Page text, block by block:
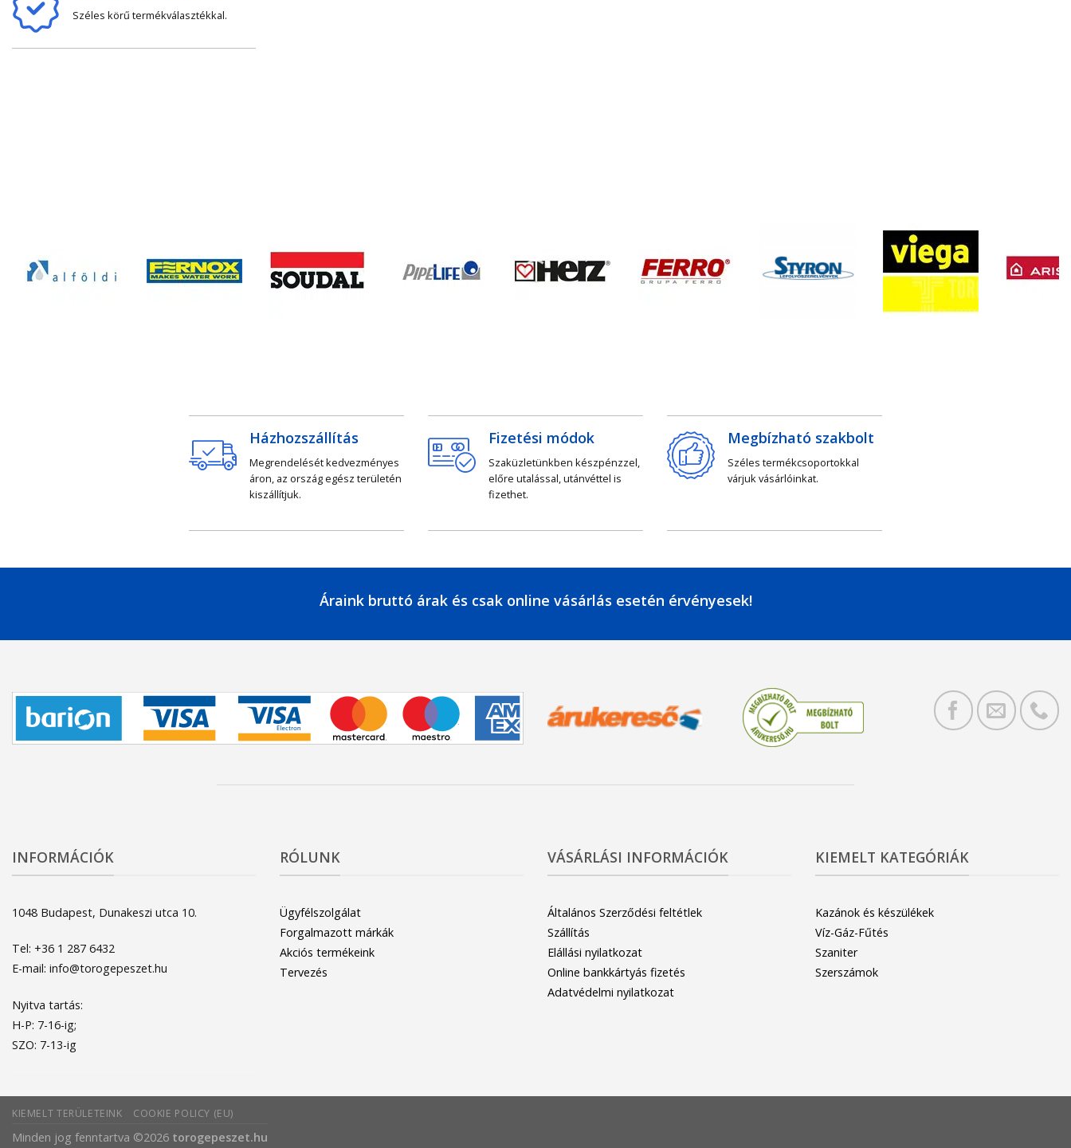
Széles körű termékválasztékkal.
Házhozszállítás
Megrendelését kedvezményes
áron, az ország egész területén
kiszállítjuk.
Fizetési módok
Szaküzletünkben készpénzzel,
előre utalással, utánvéttel is
fizethet.
Megbízható szakbolt
Széles termékcsoportokkal
várjuk vásárlóinkat.
Áraink bruttó árak és csak online vásárlás esetén érvényesek!
INFORMÁCIÓK
1048 Budapest, Dunakeszi utca 10.
Tel: +36 1 287 6432
E-mail: info@torogepeszet.hu
Nyitva tartás:
H-P: 7-16-ig;
SZO: 7-13-ig
RÓLUNK
Ügyfélszolgálat
Forgalmazott márkák
Akciós termékeink
Tervezés
VÁSÁRLÁSI INFORMÁCIÓK
Általános Szerződési feltétlek
Szállítás
Elállási nyilatkozat
Online bankkártyás fizetés
Adatvédelmi nyilatkozat
KIEMELT KATEGÓRIÁK
Kazánok és készülékek
Víz-Gáz-Fűtés
Szaniter
Szerszámok
KIEMELT TERÜLETEINK COOKIE POLICY (EU)
Minden jog fenntartva ©2026 torogepeszet.hu